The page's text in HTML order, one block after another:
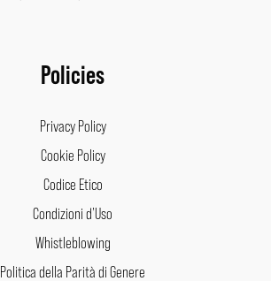
Policies
Privacy Policy
Cookie Policy
Codice Etico
Condizioni d’Uso
Whistleblowing
Politica della Parità di Genere